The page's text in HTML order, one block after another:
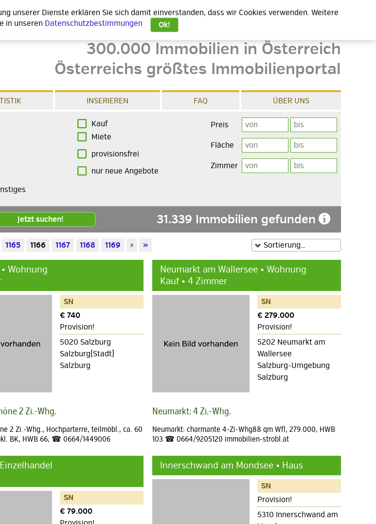
300.000 Immobilien in Österreich
Österreichs größtes Immobilienportal
INSERIEREN FAQ ÜBER UNS
Kauf
Miete
provisionsfrei
nur neue Angebote
Preis
Fläche
Zimmer
Jetzt suchen! 31.339 Immobilien gefunden
1165 1166 1167 1168 1169 › »
Wohnung
SN
€ 740
Provision!
5020 Salzburg
Salzburg(Stadt)
Salzburg
2 Zi.-Whg.
2 Zi.-Whg., Hochparterre, teilmöbl., ca. 60
BK, HWB 66, ☎ 0664/1449006
Neumarkt am Wallersee • Wohnung
Kauf • 4 Zimmer
SN
€ 279.000
Provision!
5202 Neumarkt am
Wallersee
Salzburg-Umgebung
Salzburg
Neumarkt: 4 Zi.-Whg.
Neumarkt: charmante 4-Zi-Whg88 qm Wfl, 279.000, HWB
103 ☎ 0664/9205120 immobilien-strobl.at
SN
€ 79.000
Innerschwand am Mondsee • Haus
SN
Provision!
5310 Innerschwand am
unserer Dienste erklären Sie sich damit einverstanden, dass wir Cookies verwenden. Weitere
in unseren Datenschutzbestimmungen Ok!